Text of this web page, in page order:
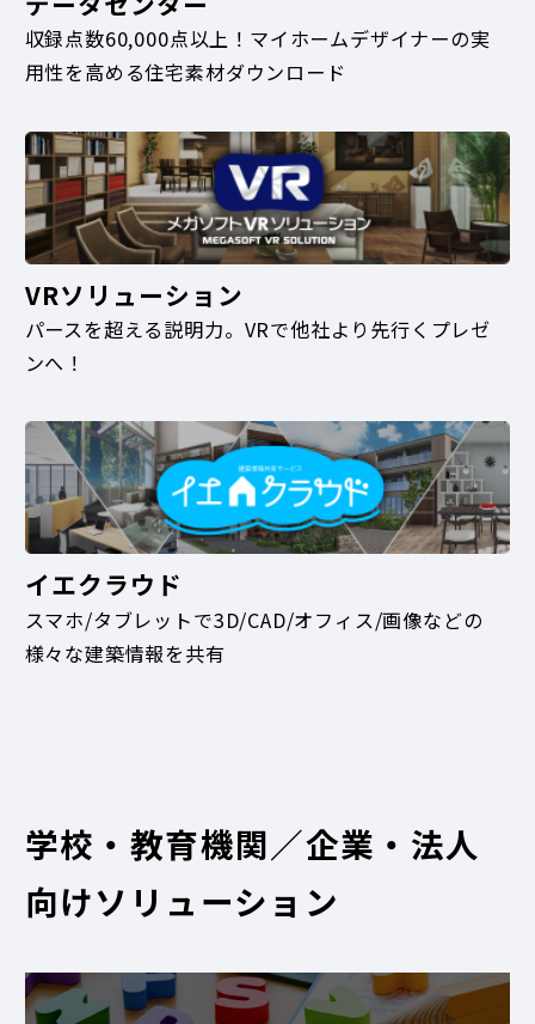
収録点数60,000点以上！マイホームデザイナーの実
用性を高める住宅素材ダウンロード
VRソリューション
パースを超える説明力。VRで他社より先行くプレゼ
ンへ！
イエクラウド
スマホ/タブレットで3D/CAD/オフィス/画像などの
様々な建築情報を共有
学校・教育機関／企業・法人
向けソリューション